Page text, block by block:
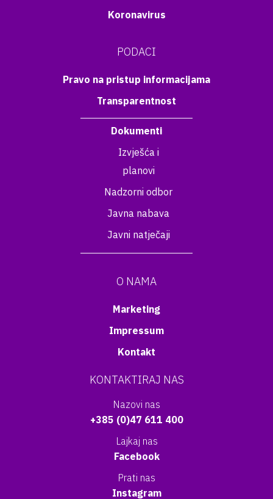
Koronavirus
PODACI
Pravo na pristup informacijama
Transparentnost
Dokumenti
Izvješća i
planovi
Nadzorni odbor
Javna nabava
Javni natječaji
O NAMA
Marketing
Impressum
Kontakt
KONTAKTIRAJ NAS
Nazovi nas
+385 (0)47 611 400
Lajkaj nas
Facebook
Prati nas
Instagram